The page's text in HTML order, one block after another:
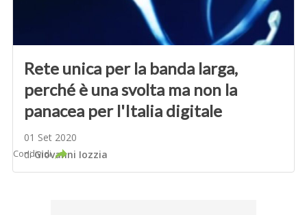
Rete unica per la banda larga,
perché è una svolta ma non la
panacea per l'Italia digitale
01 Set 2020
diGiovanni Iozzia
Condividi